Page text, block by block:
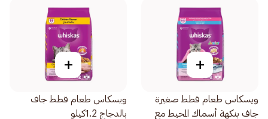
+
ويسكاس طعام قطط صغيرة
جاف بنكهة أسماك المحيط مع
+
ويسكاس طعام قطط جاف
بالدجاج 1.2كيلو